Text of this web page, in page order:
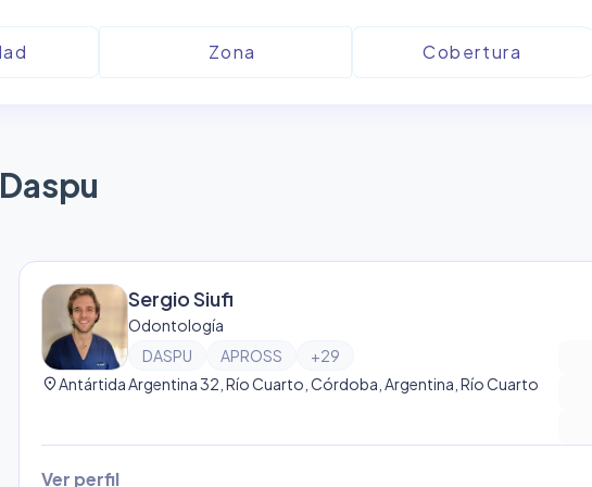
Daspu
Sergio Siufi
Odontología
DASPU
APROSS +29
location_onAntártida Argentina 32, Río Cuarto, Córdoba, Argentina, Río Cuarto
Ver perfil